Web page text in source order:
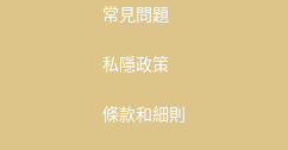
常見問題
私隱政策
條款和細則